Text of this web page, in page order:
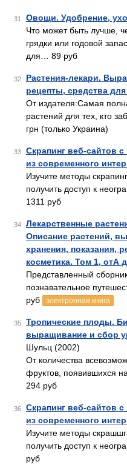
31 Овощи. Удобрение,
Что может быть лучше,
грядки или годовой
для… 89 руб
32
Растения-лекари.
рецепты, средства
От издателя:Самая
растений для тех, кто
грн (только Украина)
33
Скрапинг веб-сайтов
из современного
Изучите методы
получить доступ к
1311 руб
34
Лекарственные
Описание растений,
хранения, показания,
косметика. Том 1, отА
Представленный
познавательное
руб
электронная книга
35
Тропические плоды.
выращивание и сбор
Шульц (2002)
От количества
фруктов, появившихся
294 руб
36
Скрапинг веб-сайтов
из современного
Изучите методы
получить доступ к
руб